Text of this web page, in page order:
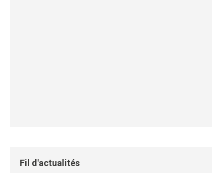
Fil d'actualités